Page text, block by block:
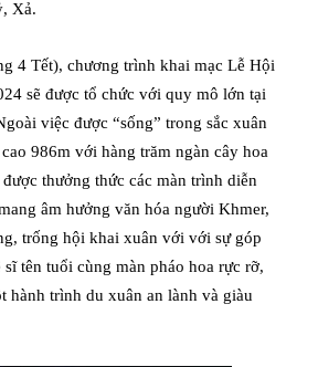
Xả.
4 Tết), chương trình khai mạc Lễ Hội
sẽ được tổ chức với quy mô lớn tại
việc được “sống” trong sắc xuân
986m với hàng trăm ngàn cây hoa
thưởng thức các màn trình diễn
âm hưởng văn hóa người Khmer,
trống hội khai xuân với với sự góp
sĩ tên tuổi cùng màn pháo hoa rực rỡ,
hành trình du xuân an lành và giàu